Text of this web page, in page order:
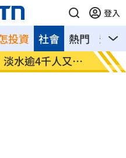
登入
投資 熱門 影音
社會
水逾4千人又奪
父親
光